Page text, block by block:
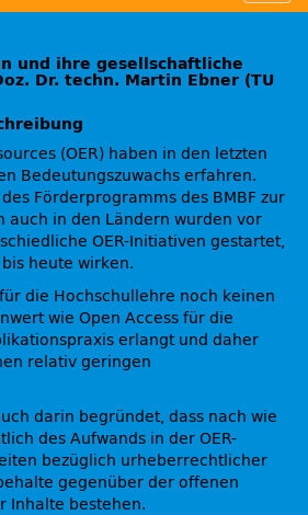
und ihre gesellschaftliche
Dr. techn. Martin Ebner (TU
(OER) haben in den letzten
Bedeutungszuwachs erfahren.
Förderprogramms des BMBF zur
auch in den Ländern wurden vor
OER-Initiativen gestartet,
heute wirken.
die Hochschullehre noch keinen
wie Open Access für die
erlangt und daher
relativ geringen
darin begründet, dass nach wie
des Aufwands in der OER-
bezüglich urheberrechtlicher
gegenüber der offenen
Inhalte bestehen.